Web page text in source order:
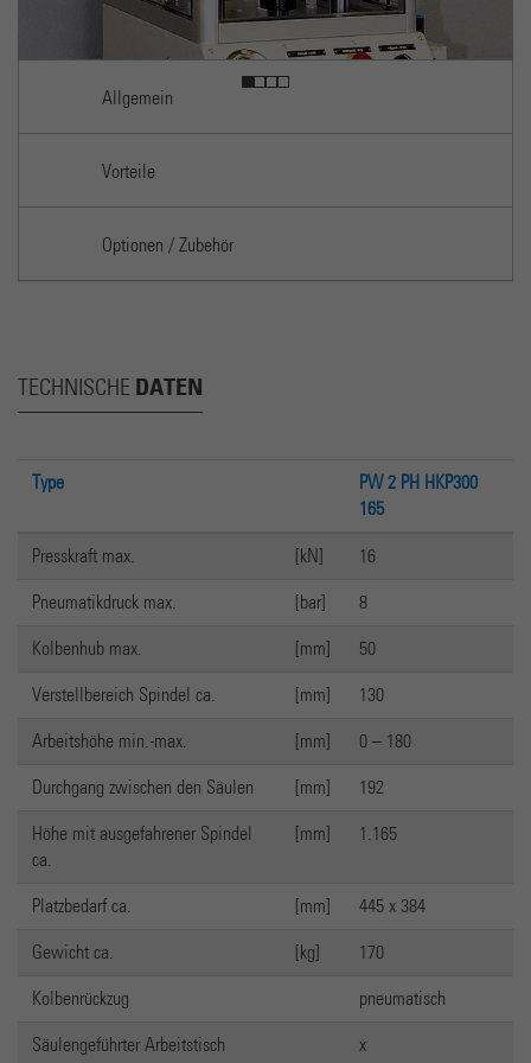
Allgemein
Vorteile
Optionen / Zubehör
TECHNISCHE DATEN
Type
PW 2 PH HKP300
165
Presskraft max. [kN] 16
Pneumatikdruck max. [bar] 8
Kolbenhub max. [mm] 50
Verstellbereich Spindel ca. [mm] 130
Arbeitshöhe min.-max. [mm] 0 – 180
Durchgang zwischen den Säulen [mm] 192
Höhe mit ausgefahrener Spindel
ca.
[mm] 1.165
Platzbedarf ca. [mm] 445 x 384
Gewicht ca. [kg] 170
Kolbenrückzug pneumatisch
Säulengeführter Arbeitstisch x